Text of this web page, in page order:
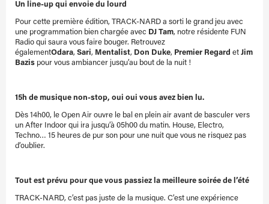
Un line-up qui envoie du lourd
Pour cette première édition, TRACK-NARD a sorti le grand jeu avec
une programmation bien chargée avec DJ Tam, notre résidente FUN
Radio qui saura vous faire bouger. Retrouvez
égalementOdara, Sari, Mentalist, Don Duke, Premier Regard et Jim
Bazis pour vous ambiancer jusqu’au bout de la nuit !
15h de musique non-stop, oui oui vous avez bien lu.
Dès 14h00, le Open Air ouvre le bal en plein air avant de basculer vers
un After Indoor qui ira jusqu’à 05h00 du matin. House, Electro,
Techno… 15 heures de pur son pour une nuit que vous ne risquez pas
d’oublier.
Tout est prévu pour que vous passiez la meilleure soirée de l’été
TRACK-NARD, c’est pas juste de la musique. C’est une expérience